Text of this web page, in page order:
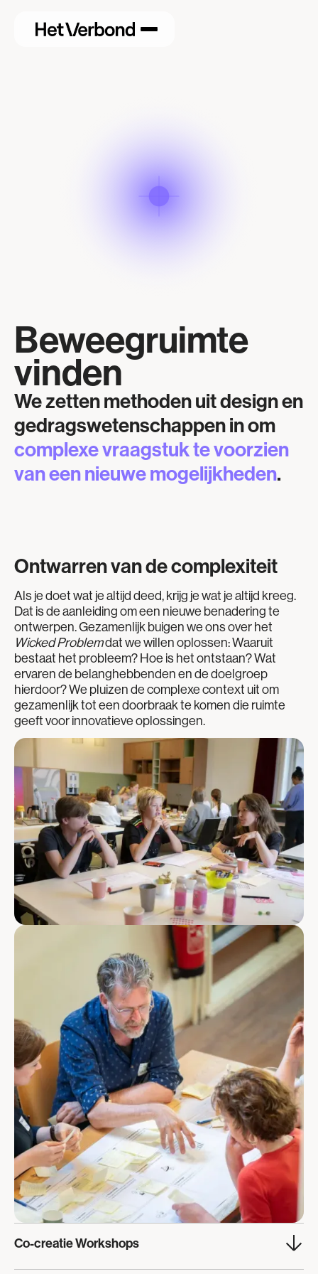
Beweegruimte
vinden
We zetten methoden uit design en
gedragswetenschappen in om
complexe vraagstuk te voorzien
van een nieuwe mogelijkheden.
Ontwarren van de complexiteit
Als je doet wat je altijd deed, krijg je wat je altijd kreeg.
Dat is de aanleiding om een nieuwe benadering te
ontwerpen. Gezamenlijk buigen we ons over het
Wicked Problemdat we willen oplossen: Waaruit
bestaat het probleem? Hoe is het ontstaan? Wat
ervaren de belanghebbenden en de doelgroep
hierdoor? We pluizen de complexe context uit om
gezamenlijk tot een doorbraak te komen die ruimte
geeft voor innovatieve oplossingen.
Co-creatie Workshops